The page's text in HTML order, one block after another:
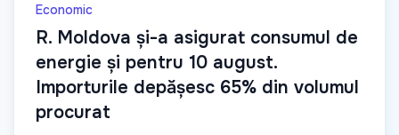
Economic
R. Moldova și-a asigurat consumul de
energie și pentru 10 august.
Importurile depășesc 65% din volumul
procurat